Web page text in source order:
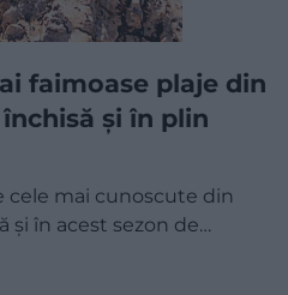
faimoase plaje din
și în plin
cele mai cunoscute din
și în acest sezon de…